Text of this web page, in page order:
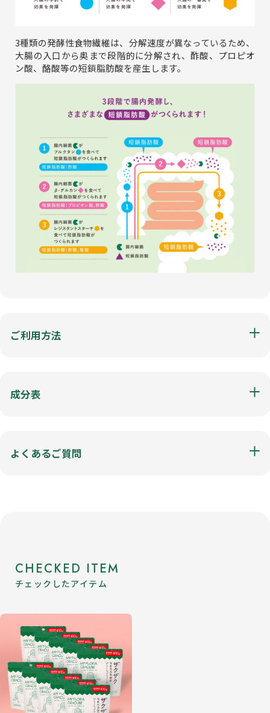
3種類の発酵性食物繊維は、分解速度が異なっているため、
大腸の入口から奥まで段階的に分解され、酢酸、プロピオ
ン酸、酪酸等の短鎖脂肪酸を産生します。
ご利用方法
成分表
よくあるご質問
CHECKED ITEM
チェックしたアイテム